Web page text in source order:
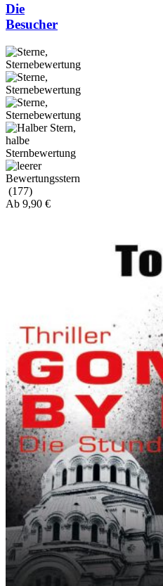
Die
Besucher
(177)
Ab 9,90 €